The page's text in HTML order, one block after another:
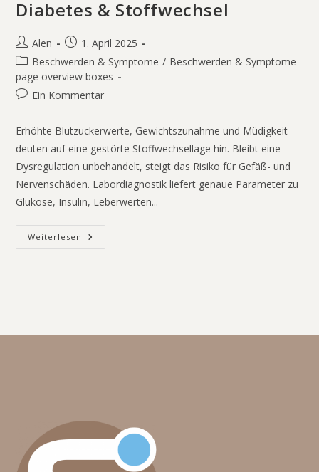
Diabetes & Stoffwechsel
Alen
1. April 2025
Beschwerden & Symptome / Beschwerden & Symptome -
page overview boxes
Ein Kommentar
Erhöhte Blutzuckerwerte, Gewichtszunahme und Müdigkeit
deuten auf eine gestörte Stoffwechsellage hin. Bleibt eine
Dysregulation unbehandelt, steigt das Risiko für Gefäß- und
Nervenschäden. Labordiagnostik liefert genaue Parameter zu
Glukose, Insulin, Leberwerten...
Weiterlesen